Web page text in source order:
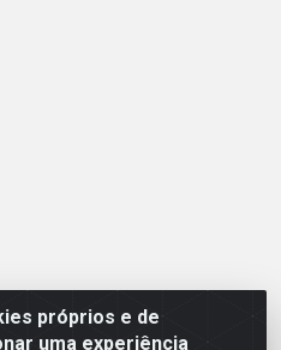
próprios e de
uma experiência
Industria Qi 21 Lt 23 A 41,